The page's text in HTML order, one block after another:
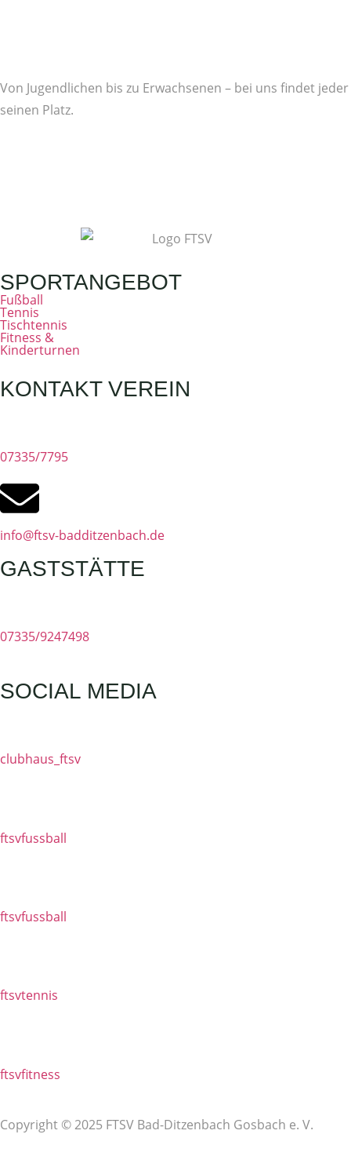
Von Jugendlichen bis zu Erwachsenen – bei uns findet jeder
seinen Platz.
SPORTANGEBOT
Fußball
Tennis
Tischtennis
Fitness &
Kinderturnen
KONTAKT VEREIN
07335/7795
info@ftsv-badditzenbach.de
GASTSTÄTTE
07335/9247498
SOCIAL MEDIA
clubhaus_ftsv
ftsvfussball
ftsvfussball
ftsvtennis
ftsvfitness
Copyright © 2025 FTSV Bad-Ditzenbach Gosbach e. V.